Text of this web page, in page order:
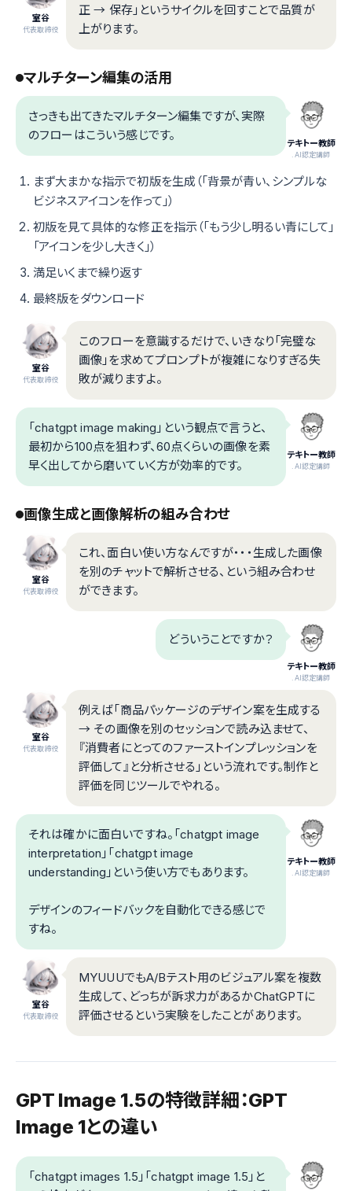
室谷
代表取締役
正 → 保存」というサイクルを回すことで品質が
上がります。
マルチターン編集の活用
テキトー教師
.AI認定講師
さっきも出てきたマルチターン編集ですが、実際
のフローはこういう感じです。
まず大まかな指示で初版を生成（「背景が青い、シンプルな
ビジネスアイコンを作って」）
初版を見て具体的な修正を指示（「もう少し明るい青にして」
「アイコンを少し大きく」）
満足いくまで繰り返す
最終版をダウンロード
室谷
代表取締役
このフローを意識するだけで、いきなり「完璧な
画像」を求めてプロンプトが複雑になりすぎる失
敗が減りますよ。
テキトー教師
.AI認定講師
「chatgpt image making」という観点で言うと、
最初から100点を狙わず、60点くらいの画像を素
早く出してから磨いていく方が効率的です。
画像生成と画像解析の組み合わせ
室谷
代表取締役
これ、面白い使い方なんですが・・・生成した画像
を別のチャットで解析させる、という組み合わせ
ができます。
テキトー教師
.AI認定講師
どういうことですか？
室谷
代表取締役
例えば「商品パッケージのデザイン案を生成する
→ その画像を別のセッションで読み込ませて、
『消費者にとってのファーストインプレッションを
評価して』と分析させる」という流れです。制作と
評価を同じツールでやれる。
テキトー教師
.AI認定講師
それは確かに面白いですね。「chatgpt image
interpretation」「chatgpt image
understanding」という使い方でもあります。
デザインのフィードバックを自動化できる感じで
すね。
室谷
代表取締役
MYUUUでもA/Bテスト用のビジュアル案を複数
生成して、どっちが訴求力があるかChatGPTに
評価させるという実験をしたことがあります。
GPT Image 1.5の特徴詳細：GPT
Image 1との違い
「chatgpt images 1.5」「chatgpt image 1.5」と